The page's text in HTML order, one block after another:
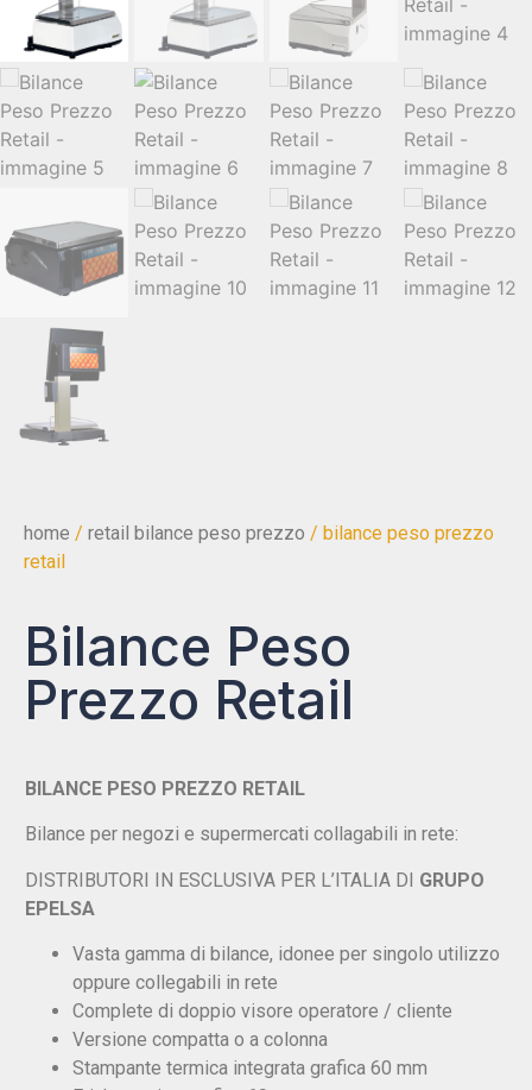
home / retail bilance peso prezzo / bilance peso prezzo
retail
Bilance Peso
Prezzo Retail
BILANCE PESO PREZZO RETAIL
Bilance per negozi e supermercati collagabili in rete:
DISTRIBUTORI IN ESCLUSIVA PER L’ITALIA DI GRUPO
EPELSA
Vasta gamma di bilance, idonee per singolo utilizzo
oppure collegabili in rete
Complete di doppio visore operatore / cliente
Versione compatta o a colonna
Stampante termica integrata grafica 60 mm